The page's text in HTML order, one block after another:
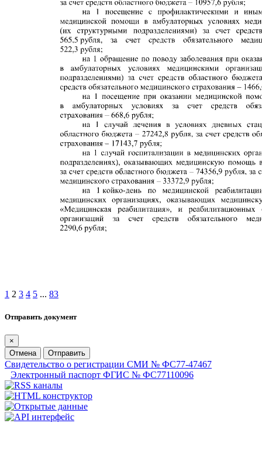
1 2 3 4 5 ... 83
Отправить документ
×
Отмена
Отправить
Свидетельство о регистрации СМИ № ФС77-47467
Электронный паспорт ФГИС № ФС77110096